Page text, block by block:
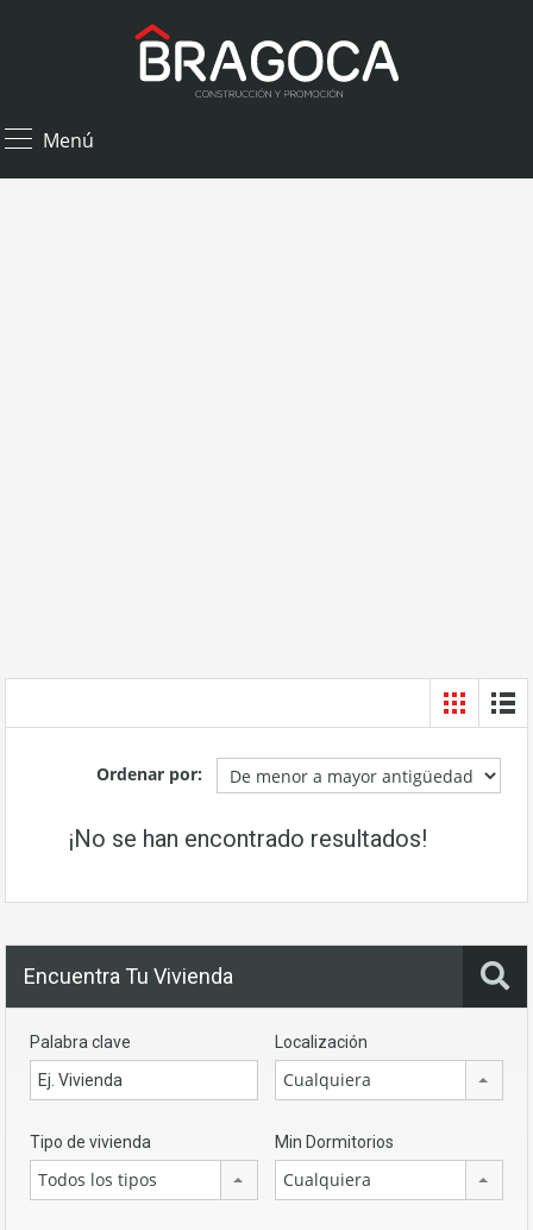
Menú
Ordenar por:
¡No se han encontrado resultados!
Encuentra Tu Vivienda
Palabra clave Localización
Cualquiera
Tipo de vivienda
Todos los tipos
Min Dormitorios
Cualquiera
necesarias
para que
web.
de la web, en
base a cómo
se usa la web.
Experiencia
Para que